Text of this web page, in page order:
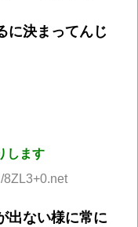
に決まってんじ
します
8ZL3+0.net
出ない様に常に